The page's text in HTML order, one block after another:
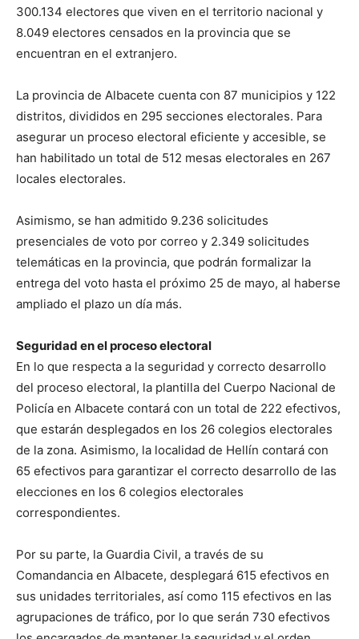
300.134 electores que viven en el territorio nacional y
8.049 electores censados en la provincia que se
encuentran en el extranjero.
La provincia de Albacete cuenta con 87 municipios y 122
distritos, divididos en 295 secciones electorales. Para
asegurar un proceso electoral eficiente y accesible, se
han habilitado un total de 512 mesas electorales en 267
locales electorales.
Asimismo, se han admitido 9.236 solicitudes
presenciales de voto por correo y 2.349 solicitudes
telemáticas en la provincia, que podrán formalizar la
entrega del voto hasta el próximo 25 de mayo, al haberse
ampliado el plazo un día más.
Seguridad en el proceso electoral
En lo que respecta a la seguridad y correcto desarrollo
del proceso electoral, la plantilla del Cuerpo Nacional de
Policía en Albacete contará con un total de 222 efectivos,
que estarán desplegados en los 26 colegios electorales
de la zona. Asimismo, la localidad de Hellín contará con
65 efectivos para garantizar el correcto desarrollo de las
elecciones en los 6 colegios electorales
correspondientes.
Por su parte, la Guardia Civil, a través de su
Comandancia en Albacete, desplegará 615 efectivos en
sus unidades territoriales, así como 115 efectivos en las
agrupaciones de tráfico, por lo que serán 730 efectivos